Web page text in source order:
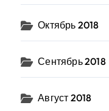
Октябрь 2018
Сентябрь 2018
Август 2018